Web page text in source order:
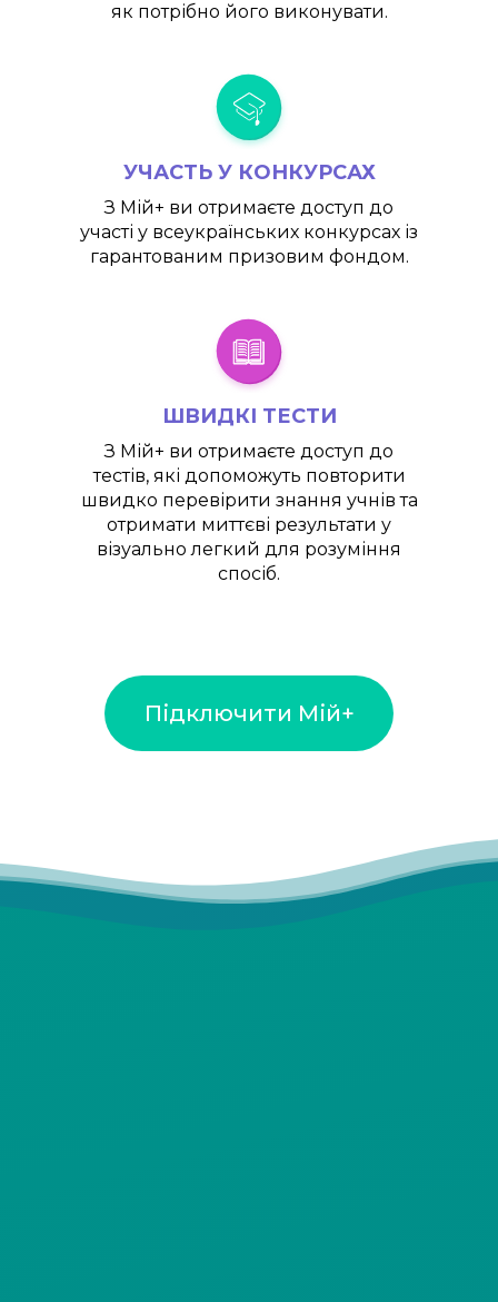
як потрібно його виконувати.
УЧАСТЬ У КОНКУРСАХ
З Мій+ ви отримаєте доступ до
участі у всеукраїнських конкурсах із
гарантованим призовим фондом.
ШВИДКІ ТЕСТИ
З Мій+ ви отримаєте доступ до
тестів, які допоможуть повторити
швидко перевірити знання учнів та
отримати миттєві результати у
візуально легкий для розуміння
спосіб.
Підключити Мій+